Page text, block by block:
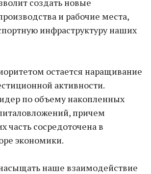
создать новые
и рабочие места,
инфраструктуру наших
остается наращивание
активности.
по объему накопленных
причем
часть сосредоточена в
экономики.
наше взаимодействие